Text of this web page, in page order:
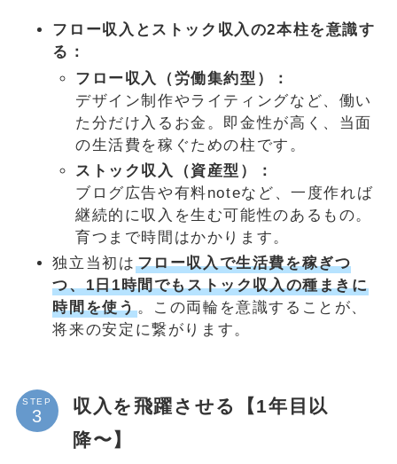
フロー収入とストック収入の2本柱を意識す
る：
フロー収入（労働集約型）：
デザイン制作やライティングなど、働い
た分だけ入るお金。即金性が高く、当面
の生活費を稼ぐための柱です。
ストック収入（資産型）：
ブログ広告や有料noteなど、一度作れば
継続的に収入を生む可能性のあるもの。
育つまで時間はかかります。
独立当初は フロー収入で生活費を稼ぎつ
つ、1日1時間でもストック収入の種まきに
時間を使う。この両輪を意識することが、
将来の安定に繋がります。
STEP
収入を飛躍させる【1年目以
降〜】